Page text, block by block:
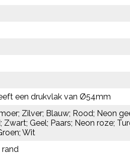
een drukvlak van Ø54mm
Zilver; Blauw; Rood; Neon
Zwart; Geel; Paars; Neon roze;
Wit
rand